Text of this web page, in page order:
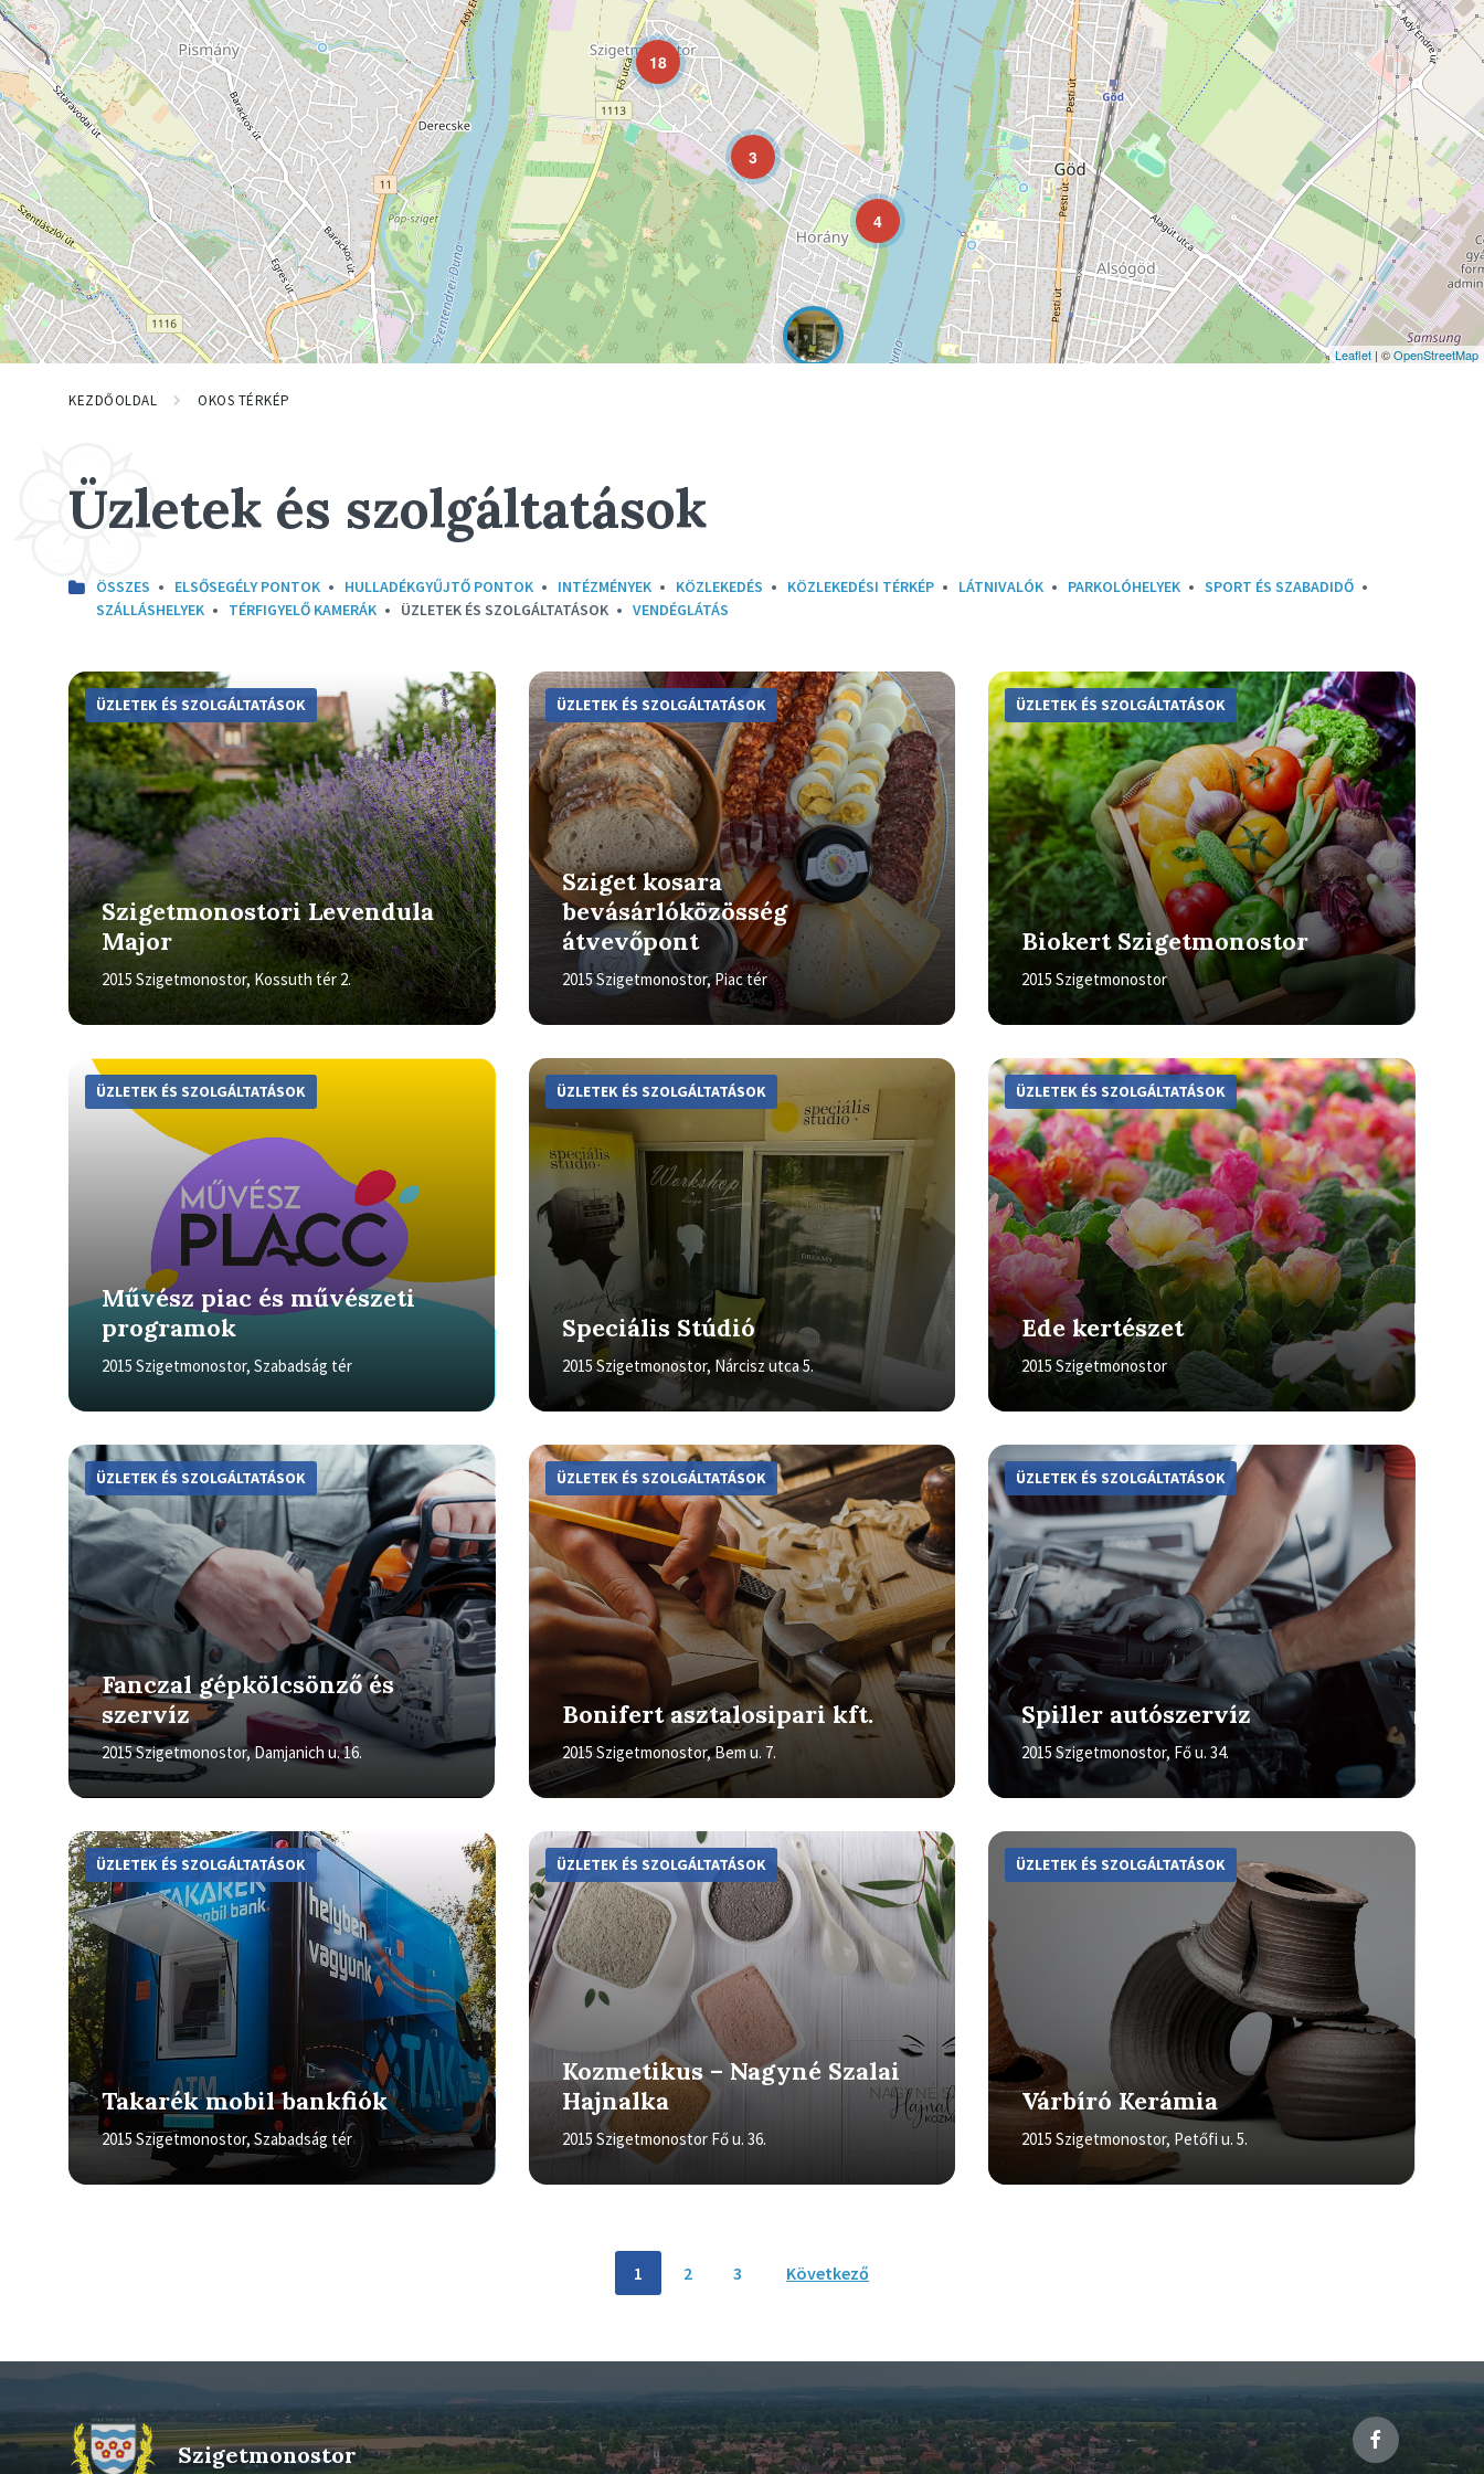
3
4
18
Leaflet | ©OpenStreetMap
KEZDŐOLDAL OKOS TÉRKÉP
Üzletek és szolgáltatások
ÖSSZES ELSŐSEGÉLY PONTOK HULLADÉKGYŰJTŐ PONTOK INTÉZMÉNYEK KÖZLEKEDÉS KÖZLEKEDÉSI TÉRKÉP LÁTNIVALÓK PARKOLÓHELYEK
SPORT ÉS SZABADIDŐ
SZÁLLÁSHELYEK
TÉRFIGYELŐ KAMERÁK ÜZLETEK ÉS SZOLGÁLTATÁSOK VENDÉGLÁTÁS
Szigetmonostori Levendula
Major
2015 Szigetmonostor, Kossuth tér 2.
ÜZLETEK ÉS SZOLGÁLTATÁSOK
More
Info
Sziget kosara
bevásárlóközösség
átvevőpont
2015 Szigetmonostor, Piac tér
ÜZLETEK ÉS SZOLGÁLTATÁSOK
More
Info
Biokert Szigetmonostor
2015 Szigetmonostor
ÜZLETEK ÉS SZOLGÁLTATÁSOK
More
Info
Művész piac és művészeti
programok
2015 Szigetmonostor, Szabadság tér
ÜZLETEK ÉS SZOLGÁLTATÁSOK
More
Info
Speciális Stúdió
2015 Szigetmonostor, Nárcisz utca 5.
ÜZLETEK ÉS SZOLGÁLTATÁSOK
More
Info
Ede kertészet
2015 Szigetmonostor
ÜZLETEK ÉS SZOLGÁLTATÁSOK
More
Info
Fanczal gépkölcsönző és
szervíz
2015 Szigetmonostor, Damjanich u. 16.
ÜZLETEK ÉS SZOLGÁLTATÁSOK
More
Info
Bonifert asztalosipari kft.
2015 Szigetmonostor, Bem u. 7.
ÜZLETEK ÉS SZOLGÁLTATÁSOK
More
Info
Spiller autószervíz
2015 Szigetmonostor, Fő u. 34.
ÜZLETEK ÉS SZOLGÁLTATÁSOK
More
Info
Takarék mobil bankfiók
2015 Szigetmonostor, Szabadság tér
ÜZLETEK ÉS SZOLGÁLTATÁSOK
More
Info
Kozmetikus – Nagyné Szalai
Hajnalka
2015 Szigetmonostor Fő u. 36.
ÜZLETEK ÉS SZOLGÁLTATÁSOK
More
Info
Várbíró Kerámia
2015 Szigetmonostor, Petőfi u. 5.
ÜZLETEK ÉS SZOLGÁLTATÁSOK
More
Info
1 2 3 Következő
Szigetmonostor
Facebook